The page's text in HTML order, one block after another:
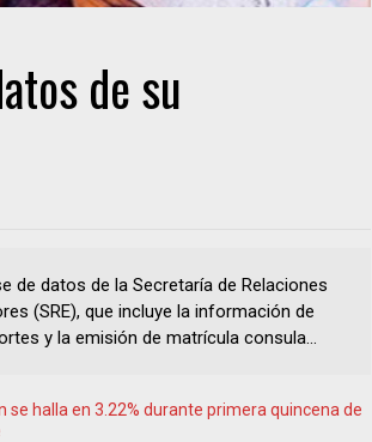
de su
de datos de la Secretaría de Relaciones
(SRE), que incluye la información de
y la emisión de matrícula consula...
se halla en 3.22% durante primera quincena de